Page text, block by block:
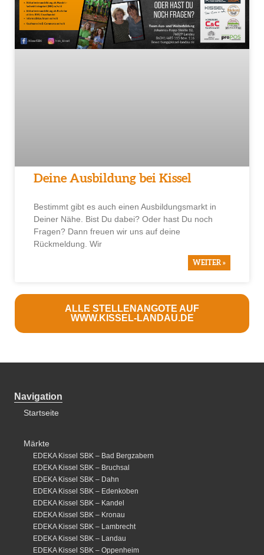
Deine Ausbildung bei Kissel
Bestimmt gibt es auch einen Ausbildungsmarkt in
Deiner Nähe. Bist Du dabei? Oder hast Du noch
Fragen? Dann freuen wir uns auf deine
Rückmeldung. Wir
WEITER »
ALLE STELLENANGOTE AUF
WWW.KISSEL-LANDAU.DE
Navigation
Startseite
Märkte
EDEKA Kissel SBK – Bad Bergzabern
EDEKA Kissel SBK – Bruchsal
EDEKA Kissel SBK – Dahn
EDEKA Kissel SBK – Edenkoben
EDEKA Kissel SBK – Kandel
EDEKA Kissel SBK – Kronau
EDEKA Kissel SBK – Lambrecht
EDEKA Kissel SBK – Landau
EDEKA Kissel SBK – Oppenheim